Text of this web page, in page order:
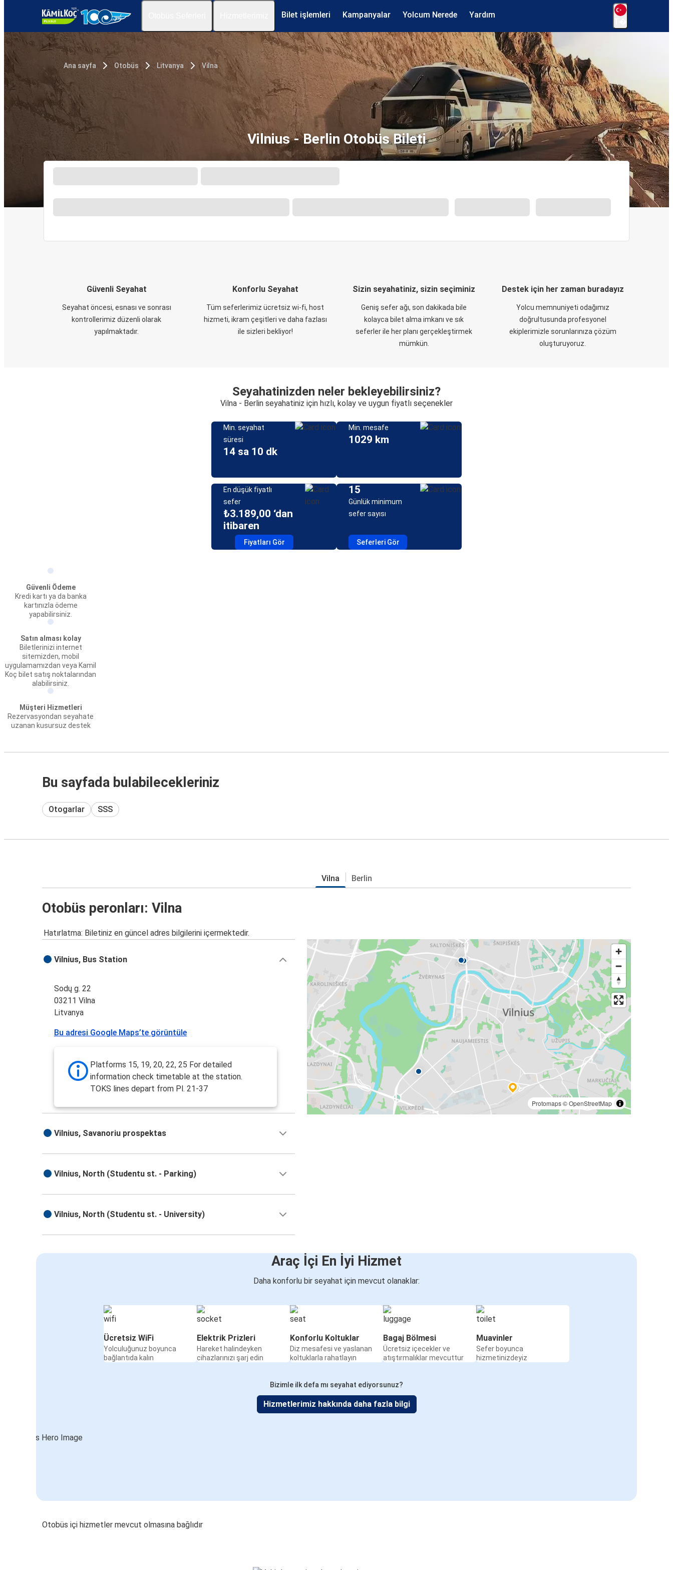
Bilet işlemleri Kampanyalar Yolcum Nerede Yardım
Ana sayfa Otobüs Litvanya Vilna
Vilnius - Berlin Otobüs Bileti
Güvenli Seyahat
Seyahat öncesi, esnası ve sonrası
kontrollerimiz düzenli olarak
yapılmaktadır.
Konforlu Seyahat
Tüm seferlerimiz ücretsiz wi-fi, host
hizmeti, ikram çeşitleri ve daha fazlası
ile sizleri bekliyor!
Sizin seyahatiniz, sizin seçiminiz
Geniş sefer ağı, son dakikada bile
kolayca bilet alma imkanı ve sık
seferler ile her planı gerçekleştirmek
mümkün.
Destek için her zaman buradayız
Yolcu memnuniyeti odağımız
doğrultusunda profesyonel
ekiplerimizle sorunlarınıza çözüm
oluşturuyoruz.
Seyahatinizden neler bekleyebilirsiniz?
Vilna - Berlin seyahatiniz için hızlı, kolay ve uygun fiyatlı seçenekler
Min. seyahat
süresi
14 sa 10 dk
Min. mesafe
1029 km
En düşük fiyatlı
sefer
₺3.189,00 ‘dan
itibaren
Fiyatları Gör
15
Günlük minimum
sefer sayısı
Seferleri Gör
Güvenli Ödeme
Kredi kartı ya da banka
kartınızla ödeme
yapabilirsiniz.
Satın alması kolay
Biletlerinizi internet
sitemizden, mobil
uygulamamızdan veya Kamil
Koç bilet satış noktalarından
alabilirsiniz.
Müşteri Hizmetleri
Rezervasyondan seyahate
uzanan kusursuz destek
Bu sayfada bulabilecekleriniz
Otogarlar SSS
Vilna Berlin
Otobüs peronları: Vilna
Hatırlatma: Biletiniz en güncel adres bilgilerini içermektedir.
Protomaps©OpenStreetMap
Vilnius, Bus Station
Sodų g. 22
03211 Vilna
Litvanya
Bu adresi Google Maps’te görüntüle
Platforms 15, 19, 20, 22, 25 For detailed
information check timetable at the station.
TOKS lines depart from Pl. 21-37
Vilnius, Savanoriu prospektas
Vilnius, North (Studentu st. - Parking)
Vilnius, North (Studentu st. - University)
Araç İçi En İyi Hizmet
Daha konforlu bir seyahat için mevcut olanaklar:
Ücretsiz WiFi
Yolculuğunuz boyunca
bağlantıda kalın
Elektrik Prizleri
Hareket halindeyken
cihazlarınızı şarj edin
Konforlu Koltuklar
Diz mesafesi ve yaslanan
koltuklarla rahatlayın
Bagaj Bölmesi
Ücretsiz içecekler ve
atıştırmalıklar mevcuttur
Muavinler
Sefer boyunca
hizmetinizdeyiz
Bizimle ilk defa mı seyahat ediyorsunuz?
Hizmetlerimiz hakkında daha fazla bilgi
Otobüs içi hizmetler mevcut olmasına bağlıdır